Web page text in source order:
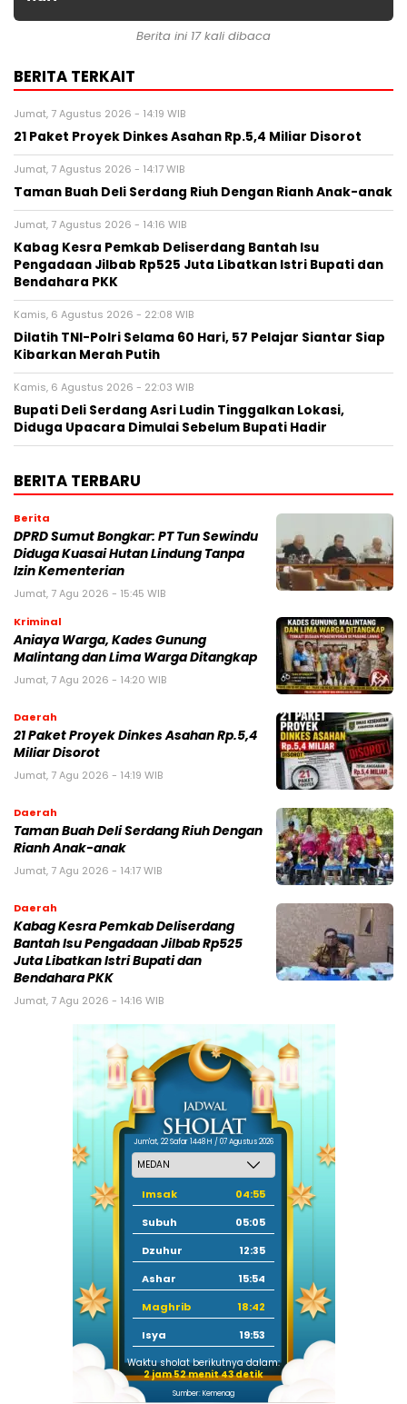
Berita ini 17 kali dibaca
BERITA TERKAIT
Jumat, 7 Agustus 2026 - 14:19 WIB
21 Paket Proyek Dinkes Asahan Rp.5,4 Miliar Disorot
Jumat, 7 Agustus 2026 - 14:17 WIB
Taman Buah Deli Serdang Riuh Dengan Rianh Anak-anak
Jumat, 7 Agustus 2026 - 14:16 WIB
Kabag Kesra Pemkab Deliserdang Bantah Isu
Pengadaan Jilbab Rp525 Juta Libatkan Istri Bupati dan
Bendahara PKK
Kamis, 6 Agustus 2026 - 22:08 WIB
Dilatih TNI-Polri Selama 60 Hari, 57 Pelajar Siantar Siap
Kibarkan Merah Putih
Kamis, 6 Agustus 2026 - 22:03 WIB
Bupati Deli Serdang Asri Ludin Tinggalkan Lokasi,
Diduga Upacara Dimulai Sebelum Bupati Hadir
BERITA TERBARU
Berita
DPRD Sumut Bongkar: PT Tun Sewindu
Diduga Kuasai Hutan Lindung Tanpa
Izin Kementerian
Jumat, 7 Agu 2026 - 15:45 WIB
Kriminal
Aniaya Warga, Kades Gunung
Malintang dan Lima Warga Ditangkap
Jumat, 7 Agu 2026 - 14:20 WIB
Daerah
21 Paket Proyek Dinkes Asahan Rp.5,4
Miliar Disorot
Jumat, 7 Agu 2026 - 14:19 WIB
Daerah
Taman Buah Deli Serdang Riuh Dengan
Rianh Anak-anak
Jumat, 7 Agu 2026 - 14:17 WIB
Daerah
Kabag Kesra Pemkab Deliserdang
Bantah Isu Pengadaan Jilbab Rp525
Juta Libatkan Istri Bupati dan
Bendahara PKK
Jumat, 7 Agu 2026 - 14:16 WIB
Jum'at, 22 Safar 1448 H / 07 Agustus 2026
Imsak
04:55
Subuh
05:05
Dzuhur
12:35
Ashar
15:54
Maghrib
18:42
Isya
19:53
Waktu sholat berikutnya dalam:
2 jam 52 menit 43 detik
Sumber: Kemenag